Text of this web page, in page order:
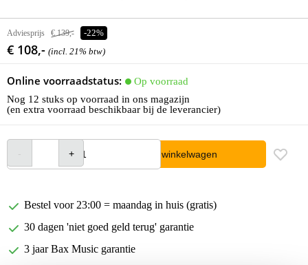
Adviesprijs € 139,- -22%
€ 108,- (incl. 21% btw)
Online voorraadstatus:
Op voorraad
Nog 12 stuks op voorraad in ons magazijn
(en extra voorraad beschikbaar bij de leverancier)
In winkelwagen
Bestel voor 23:00 = maandag in huis (gratis)
30 dagen 'niet goed geld terug' garantie
3 jaar Bax Music garantie